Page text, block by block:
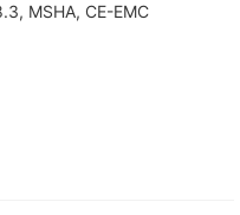
MSHA, CE-EMC